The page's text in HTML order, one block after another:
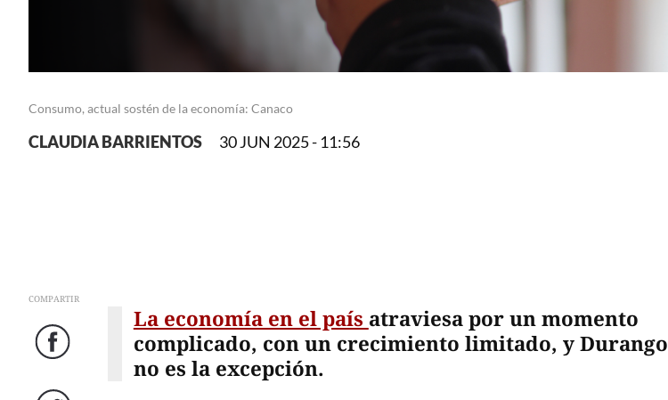
Consumo, actual sostén de la economía: Canaco
CLAUDIA BARRIENTOS 30 JUN 2025 - 11:56
COMPARTIR
Facebook
La economía en el país atraviesa por un momento
complicado, con un crecimiento limitado, y Durango
no es la excepción.